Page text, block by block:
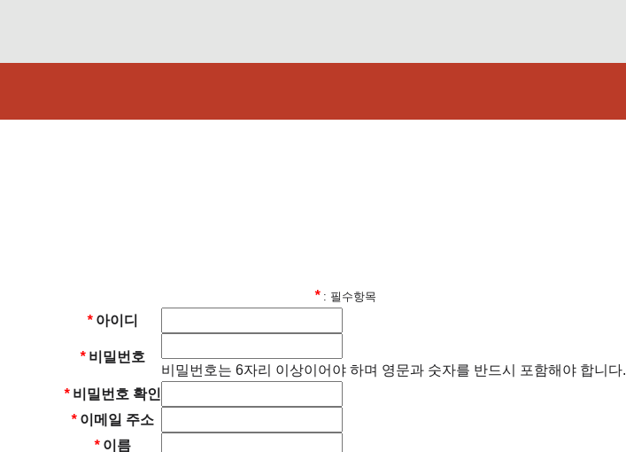
* : 필수항목
*아이디
*비밀번호
비밀번호는 6자리 이상이어야 하며 영문과 숫자를 반드시 포함해야 합니다.
*비밀번호 확인
*이메일 주소
*이름